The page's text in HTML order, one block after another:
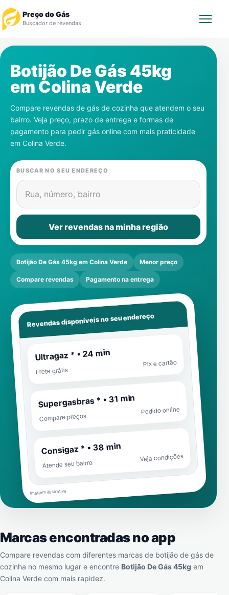
Preço do Gás
Buscador de revendas
Revendedor
Notícias
Cadastre-se
Gás
Contatos
Botijão De Gás 45kg
em Colina Verde
Compare revendas de gás de cozinha que atendem o seu
bairro. Veja preço, prazo de entrega e formas de
pagamento para pedir gás online com mais praticidade
em Colina Verde.
BUSCAR NO SEU ENDEREÇO
Rua, número, bairro
Ver revendas na minha região
Botijão De Gás 45kg em Colina Verde Menor preço
Compare revendas Pagamento na entrega
Revendas disponíveis no seu endereço
Ultragaz * • 24 min
Frete grátis
Pix e cartão
Supergasbras * • 31 min
Compare preços
Pedido online
Consigaz * • 38 min
Atende seu bairro
Veja condições
Imagem ilustrativa
Marcas encontradas no app
Compare revendas com diferentes marcas de botijão de gás de
cozinha no mesmo lugar e encontre Botijão De Gás 45kg em
Colina Verde com mais rapidez.